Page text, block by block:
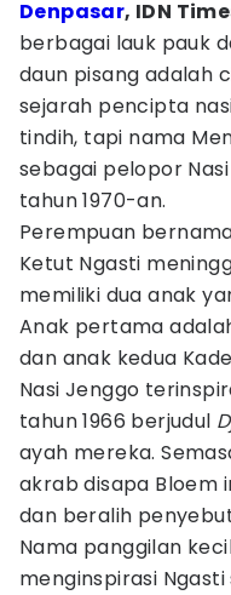
Denpasar, IDN
berbagai lauk pauk
daun pisang adalah
sejarah pencipta
tindih, tapi nama
sebagai pelopor
tahun 1970-an.
Perempuan
Ketut Ngasti
memiliki dua anak
Anak pertama
dan anak kedua
Nasi Jenggo
tahun 1966 berjudul
ayah mereka.
akrab disapa Bloem
dan beralih
Nama panggilan
menginspirasi